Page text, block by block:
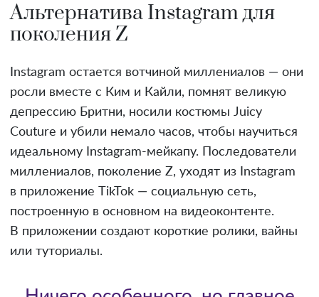
Альтернатива Instagram для
поколения Z
Instagram остается вотчиной миллениалов — они
росли вместе с Ким и Кайли, помнят великую
депрессию Бритни, носили костюмы Juicy
Couture и убили немало часов, чтобы научиться
идеальному Instagram-мейкапу. Последователи
миллениалов, поколение Z, уходят из Instagram
в приложение TikTok — социальную сеть,
построенную в основном на видеоконтенте.
В приложении создают короткие ролики, вайны
или туториалы.